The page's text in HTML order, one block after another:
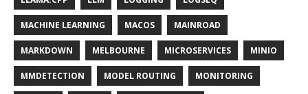
MACHINE LEARNING MACOS MAINROAD
MARKDOWN MELBOURNE MICROSERVICES MINIO
MMDETECTION MODEL ROUTING MONITORING